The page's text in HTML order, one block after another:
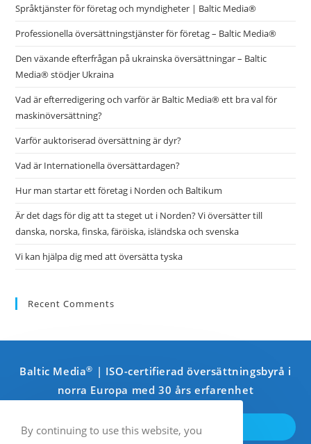
Språktjänster för företag och myndigheter | Baltic Media®
Professionella översättningstjänster för företag – Baltic Media®
Den växande efterfrågan på ukrainska översättningar – Baltic
Media® stödjer Ukraina
Vad är efterredigering och varför är Baltic Media® ett bra val för
maskinöversättning?
Varför auktoriserad översättning är dyr?
Vad är Internationella översättardagen?
Hur man startar ett företag i Norden och Baltikum
Är det dags för dig att ta steget ut i Norden? Vi översätter till
danska, norska, finska, färöiska, isländska och svenska
Vi kan hjälpa dig med att översätta tyska
Recent Comments
Baltic Media® | ISO-certifierad översättningsbyrå i
norra Europa med 30 års erfarenhet
KOMMA I KONTAKT
By continuing to use this website, you